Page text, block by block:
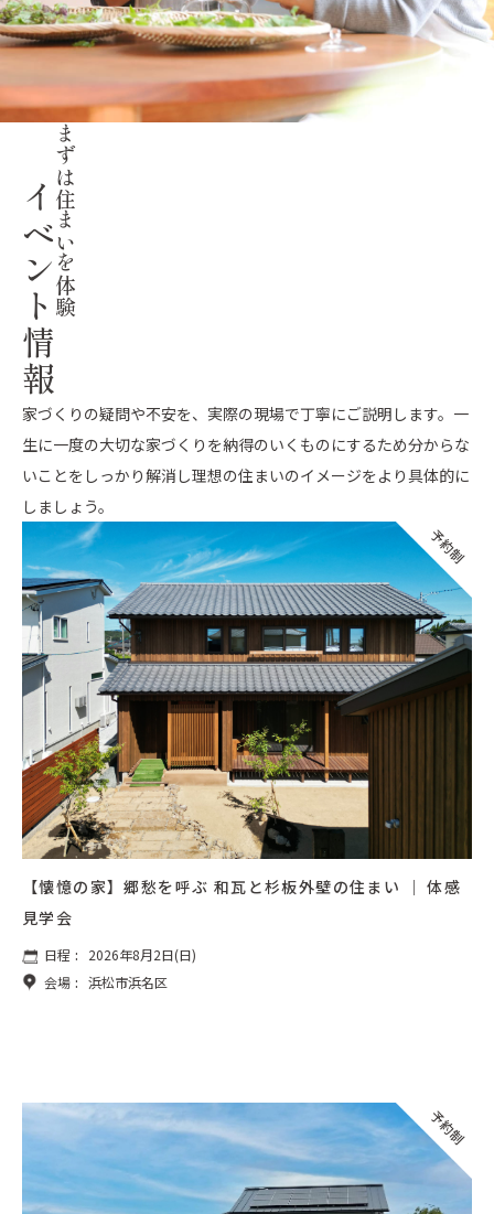
イベント情報まずは住まいを体験
家づくりの疑問や不安を、実際の現場で丁寧にご説明します。 一
生に一度の大切な家づくりを納得のいくものにするため分からな
いことをしっかり解消し理想の住まいのイメージをより具体的に
しましょう。
【懐憶の家】郷愁を呼ぶ 和瓦と杉板外壁の住まい ｜ 体感
見学会
日程 :
2026年8月2日(日)
会場 : 浜松市浜名区